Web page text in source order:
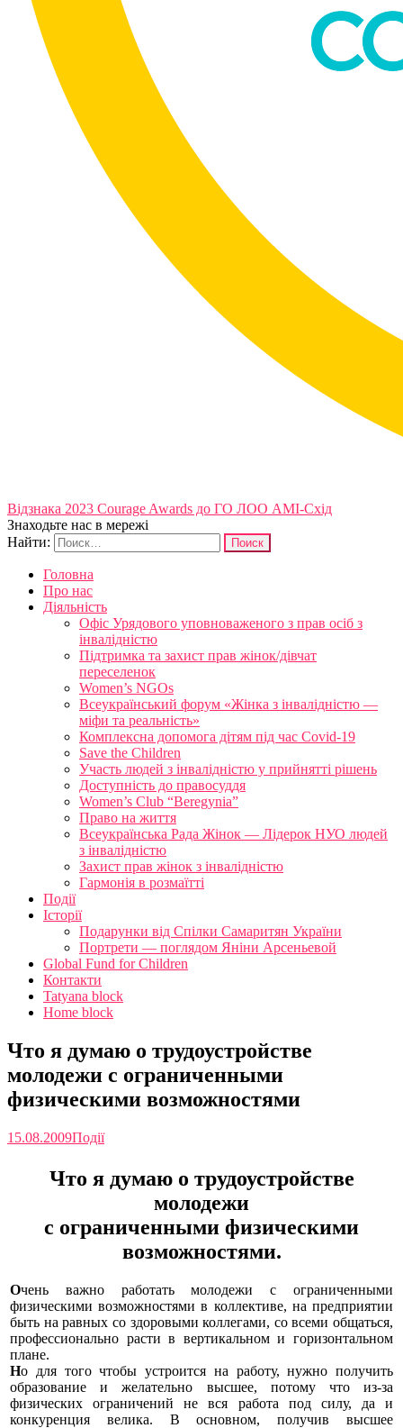
Відзнака 2023 Courage Awards до ГО ЛОО АМІ-Схід
Знаходьте нас в мережі
Найти:
Головна
Про нас
Діяльність
Офіс Урядового уповноваженого з прав осіб з
інвалідністю
Підтримка та захист прав жінок/дівчат
переселенок
Women’s NGOs
Всеукраїнський форум «Жінка з інвалідністю —
міфи та реальність»
Комплексна допомога дітям під час Covid-19
Save the Children
Участь людей з інвалідністю у прийнятті рішень
Доступність до правосуддя
Women’s Club “Beregynia”
Право на життя
Всеукраїнська Рада Жінок — Лідерок НУО людей
з інвалідністю
Захист прав жінок з інвалідністю
Гармонія в розмаїтті
Події
Історії
Подарунки від Спілки Самаритян України
Портрети — поглядом Яніни Арсеньевой
Global Fund for Children
Контакти
Tatyana block
Home block
Что я думаю о трудоустройстве
молодежи с ограниченными
физическими возможностями
15.08.2009Події
Что я думаю о трудоустройстве
молодежи
с ограниченными физическими
возможностями.
Очень важно работать молодежи с ограниченными
физическими возможностями в коллективе, на предприятии
быть на равных со здоровыми коллегами, со всеми общаться,
профессионально расти в вертикальном и горизонтальном
плане.
Но для того чтобы устроится на работу, нужно получить
образование и желательно высшее, потому что из-за
физических ограничений не вся работа под силу, да и
конкуренция велика. В основном, получив высшее